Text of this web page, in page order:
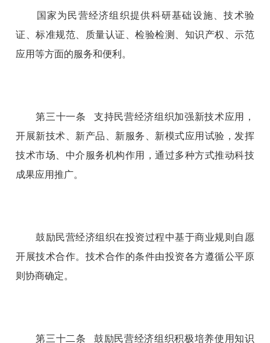
国家为民营经济组织提供科研基础设施、技术验
证、标准规范、质量认证、检验检测、知识产权、示范
应用等方面的服务和便利。
第三十一条 支持民营经济组织加强新技术应用，
开展新技术、新产品、新服务、新模式应用试验，发挥
技术市场、中介服务机构作用，通过多种方式推动科技
成果应用推广。
鼓励民营经济组织在投资过程中基于商业规则自愿
开展技术合作。技术合作的条件由投资各方遵循公平原
则协商确定。
第三十二条 鼓励民营经济组织积极培养使用知识